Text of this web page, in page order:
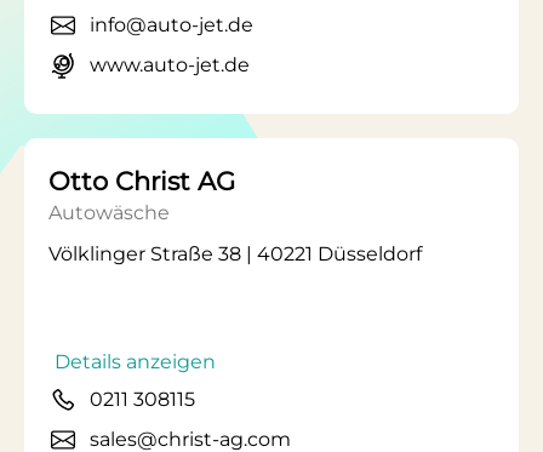
info@auto-jet.de
www.auto-jet.de
Otto Christ AG
Autowäsche
Völklinger Straße 38 | 40221 Düsseldorf
Details anzeigen
0211 308115
sales@christ-ag.com